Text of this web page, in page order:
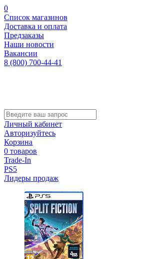
0
Список магазинов
Доставка и оплата
Предзаказы
Наши новости
Вакансии
8 (800) 700-44-41
Личный кабинет
Авторизуйтесь
Корзина
0 товаров
Trade-In
PS5
Лидеры продаж